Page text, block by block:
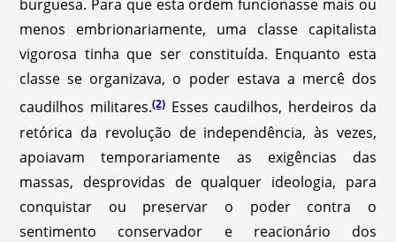
burguesa. Para que esta ordem funcionasse mais ou
menos embrionariamente, uma classe capitalista
vigorosa tinha que ser constituída. Enquanto esta
classe se organizava, o poder estava a mercê dos
caudilhos militares.(2)Esses caudilhos, herdeiros da
retórica da revolução de independência, às vezes,
apoiavam temporariamente as exigências das
massas, desprovidas de qualquer ideologia, para
conquistar ou preservar o poder contra o
sentimento conservador e reacionário dos